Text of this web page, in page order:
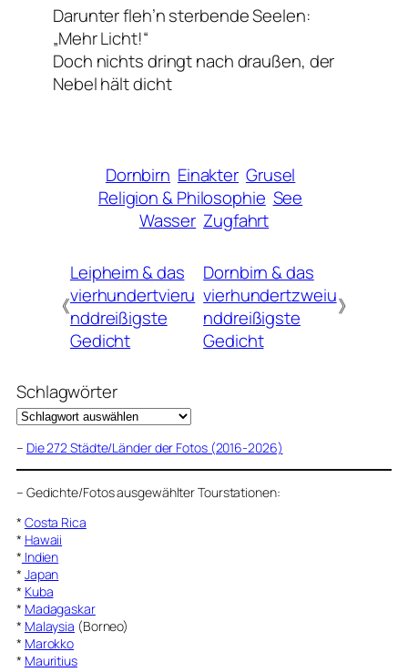
Darunter fleh’n sterbende Seelen:
„Mehr Licht!“
Doch nichts dringt nach draußen, der
Nebel hält dicht
Dornbirn Einakter Grusel
Religion & Philosophie See
Wasser Zugfahrt
《
Leipheim & das
vierhundertvieru
nddreißigste
Gedicht
Dornbirn & das
vierhundertzweiu
nddreißigste
Gedicht
》
Schlagwörter
– Die 272 Städte/Länder der Fotos (2016-2026)
– Gedichte/Fotos ausgewählter Tourstationen:
* Costa Rica
* Hawaii
* Indien
* Japan
* Kuba
* Madagaskar
* Malaysia (Borneo)
* Marokko
* Mauritius